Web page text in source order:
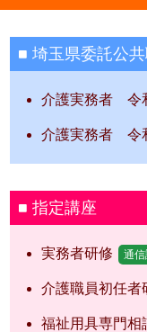
埼玉県委託公
介護実務者 令
介護実務者 令
指定講座
実務者研修 通
介護職員初任者
福祉用具専門相